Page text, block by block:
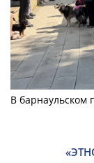
В барнаульском